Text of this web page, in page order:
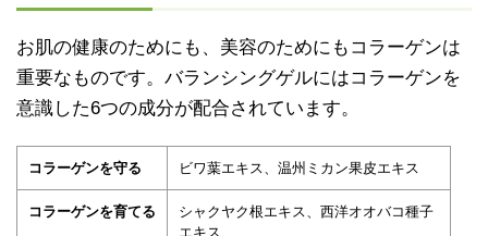
お肌の健康のためにも、美容のためにもコラーゲンは
重要なものです。バランシングゲルにはコラーゲンを
意識した6つの成分が配合されています。
コ ラーゲンを守る ビワ葉エキス、温州ミカン果皮エキス
コラーゲンを育てる
シャクヤク根エキス、西洋オオバコ種子
エキス